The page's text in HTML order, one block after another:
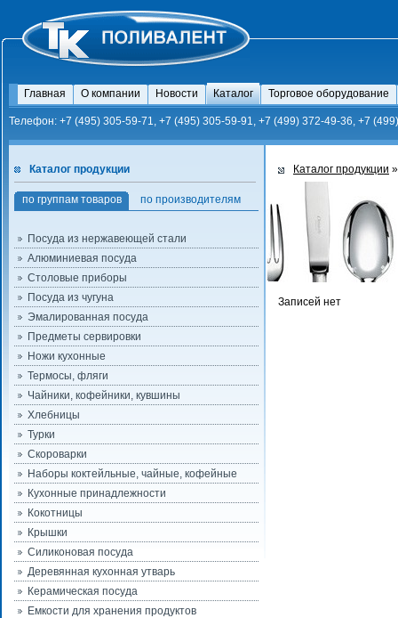
Главная О компании Новости Каталог Торговое оборудование
Телефон: +7 (495) 305-59-71, +7 (495) 305-59-91, +7 (499) 372-49-36, +7
Каталог продукции
по группам товаров по производителям
Посуда из нержавеющей стали
Алюминиевая посуда
Столовые приборы
Посуда из чугуна
Эмалированная посуда
Предметы сервировки
Ножи кухонные
Термосы, фляги
Чайники, кофейники, кувшины
Хлебницы
Турки
Скороварки
Наборы коктейльные, чайные, кофейные
Кухонные принадлежности
Кокотницы
Крышки
Силиконовая посуда
Деревянная кухонная утварь
Керамическая посуда
Емкости для хранения продуктов
Каталог продукции
Записей нет